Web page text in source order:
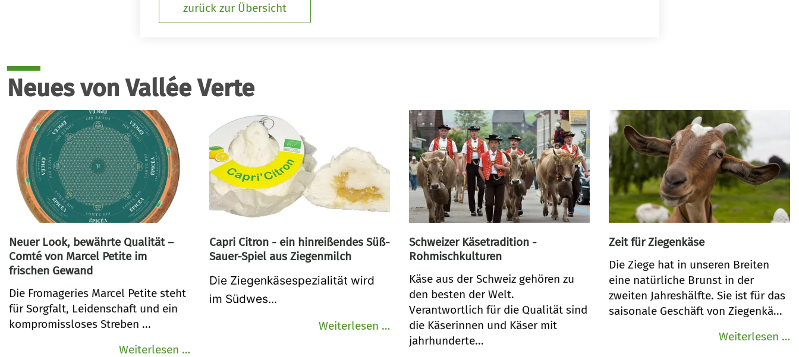
zurück zur Übersicht
Neues von Vallée Verte
Neuer Look, bewährte Qualität –
Comté von Marcel Petite im
frischen Gewand
Die Fromageries Marcel Petite steht
für Sorgfalt, Leidenschaft und ein
kompromissloses Streben ...
Weiterlesen …Neuer
Capri Citron - ein hinreißendes Süß-
Sauer-Spiel aus Ziegenmilch
Die Ziegenkäsespezialität wird
im Südwes...
Weiterlesen …Capri
Citron
Schweizer Käsetradition -
Rohmischkulturen
Käse aus der Schweiz gehören zu
den besten der Welt.
Verantwortlich für die Qualität sind
die Käserinnen und Käser mit
jahrhunderte...
Zeit für Ziegenkäse
Die Ziege hat in unseren Breiten
eine natürliche Brunst in der
zweiten Jahreshälfte. Sie ist für das
saisonale Geschäft von Ziegenkä...
Weiterlesen …